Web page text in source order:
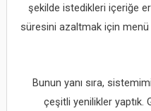
şekilde istedikleri içeriğe
süresini azaltmak için
Bunun yanı sıra,
çeşitli yenilikler